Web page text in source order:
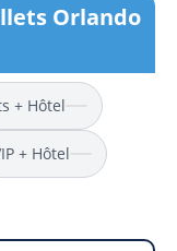
Orlando
+ Hôtel
+ Hôtel